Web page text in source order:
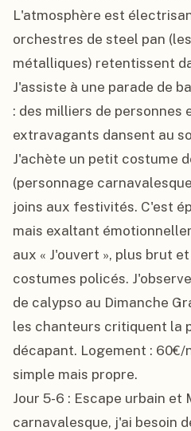
L'atmosphère est
orchestres de steel pan
métalliques) retentissent
J'assiste à une parade de
: des milliers de personnes
extravagants dansent au
J'achète un petit costume
(personnage
joins aux festivités. C'est
mais exaltant
aux « J'ouvert », plus brut
costumes policés.
de calypso au Dimanche
les chanteurs critiquent la
décapant. Logement :
simple mais propre.
Jour 5-6 : Escape urbain et
carnavalesque, j'ai besoin